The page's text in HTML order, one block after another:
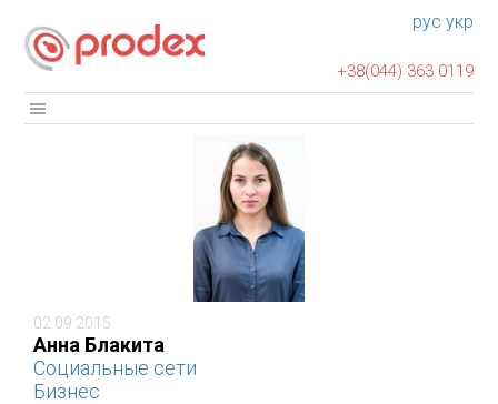
рус укр
+38(044) 363 0119
02 09 2015
Анна Блакита
Социальные сети
Бизнес